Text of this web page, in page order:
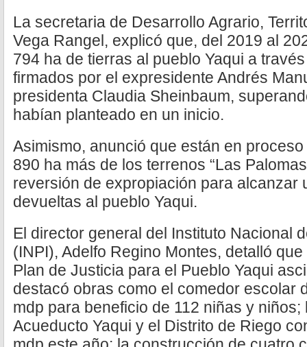
La secretaria de Desarrollo Agrario,
Vega Rangel, explicó que, del 2019 al
794 ha de tierras al pueblo Yaqui a
firmados por el expresidente Andrés
presidenta Claudia Sheinbaum,
habían planteado en un inicio.
Asimismo, anunció que están en
890 ha más de los terrenos “Las
reversión de expropiación para alcanzar
devueltas al pueblo Yaqui.
El director general del Instituto Nacional
(INPI), Adelfo Regino Montes, detalló
Plan de Justicia para el Pueblo Yaqui
destacó obras como el comedor escolar
mdp para beneficio de 112 niñas y
Acueducto Yaqui y el Distrito de Riego